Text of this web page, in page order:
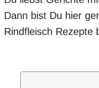
Dann bist Du hier
Rindfleisch Rezepte